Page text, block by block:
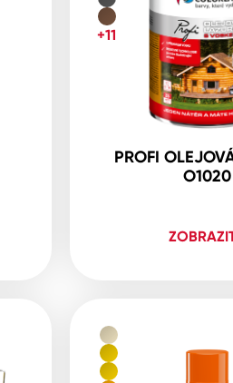
PROFI
O1020
+11